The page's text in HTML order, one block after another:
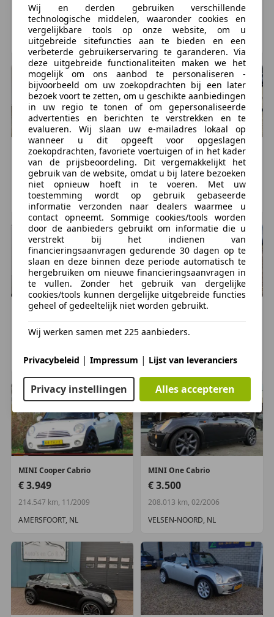
Technische informatie
Acceleratie (0-100):9,8 s
Topsnelheid:193 km/u
Max. trekgewicht:650 kg(ongeremd 500 kg)
Wielbasis:247 cm
Milieu
Energielabel:E
Verbruik
Gemiddeld brandstofverbruik:7,3 l/100km(1 op
13,7)
Brandstofverbruik in de stad:10,1 l/100km(1 op 9,9)
Brandstofverbruik op de snelweg:5,7 l/100km(1 op
17,5)
Staat
Aantal sleutels:1
Financiële informatie
Motorrijtuigenbelasting:€ 145 - € 158per kwartaal
Aanvullende opties en accessoires
Airbag hoofd voor
Bumpers in carrosseriekleur
Elektrisch bedienbare ramen achter
€ 2.995
222.240 km, 09/2004
HARMELEN, NL
€ 2.895
255.324 km, 03/2005
OSS, NL
MINICooper
€ 3.795
257.104 km, 01/2007
ROTTERDAM, NL
MINI Cooper Cabrio
€ 2.950
173.981 km, 05/2006
RUINERWOLD, NL
MINICooper Cabrio
€ 3.700
OUDEWATER, NL
MINI Cooper
€ 2.650
DOORN, NL
MINI Cooper Cabrio
€ 3.949
214.547 km, 11/2009
AMERSFOORT, NL
MINIOne Cabrio
€ 3.500
208.013 km, 02/2006
VELSEN-NOORD, NL
Wij en derden gebruiken verschillende
technologische middelen, waaronder cookies en
vergelijkbare tools op onze website, om u
uitgebreide sitefuncties aan te bieden en een
verbeterde gebruikerservaring te garanderen. Via
deze uitgebreide functionaliteiten maken we het
mogelijk om ons aanbod te personaliseren -
bijvoorbeeld om uw zoekopdrachten bij een later
bezoek voort te zetten, om u geschikte aanbiedingen
in uw regio te tonen of om gepersonaliseerde
advertenties en berichten te verstrekken en te
evalueren. Wij slaan uw e-mailadres lokaal op
wanneer u dit opgeeft voor opgeslagen
zoekopdrachten, favoriete voertuigen of in het kader
van de prijsbeoordeling. Dit vergemakkelijkt het
gebruik van de website, omdat u bij latere bezoeken
niet opnieuw hoeft in te voeren. Met uw
toestemming wordt op gebruik gebaseerde
informatie verzonden naar dealers waarmee u
contact opneemt. Sommige cookies/tools worden
door de aanbieders gebruikt om informatie die u
verstrekt bij het indienen van
financieringsaanvragen gedurende 30 dagen op te
slaan en deze binnen deze periode automatisch te
hergebruiken om nieuwe financieringsaanvragen in
te vullen. Zonder het gebruik van dergelijke
cookies/tools kunnen dergelijke uitgebreide functies
geheel of gedeeltelijk niet worden gebruikt.
Wij werken samen met 225 aanbieders.
Privacybeleid | Impressum | Lijst van leveranciers
Privacy instellingen Alles accepteren